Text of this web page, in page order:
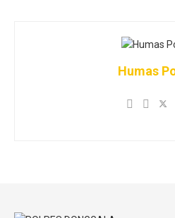
Humas